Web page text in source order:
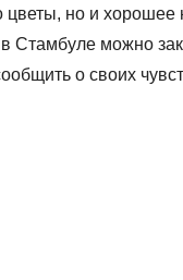
но и
в Стамбуле можно
о своих